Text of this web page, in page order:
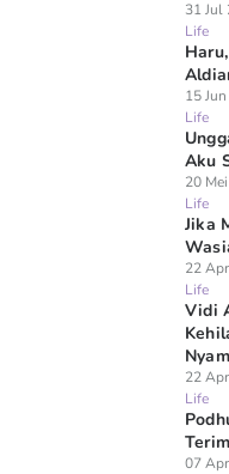
31 Jul
Life
15
Life
Aku
20
Life
Jika
22
Life
Vidi
22
Life
07